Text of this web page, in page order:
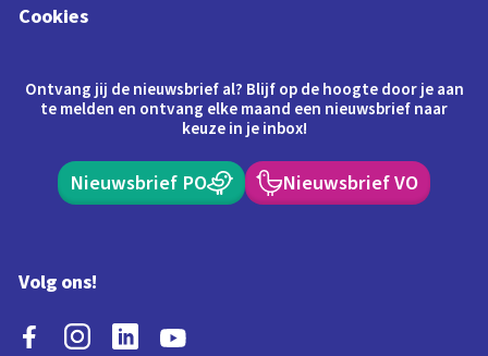
Cookies
Ontvang jij de nieuwsbrief al? Blijf op de hoogte door je aan
te melden en ontvang elke maand een nieuwsbrief naar
keuze in je inbox!
Nieuwsbrief PO Nieuwsbrief VO
Volg ons!